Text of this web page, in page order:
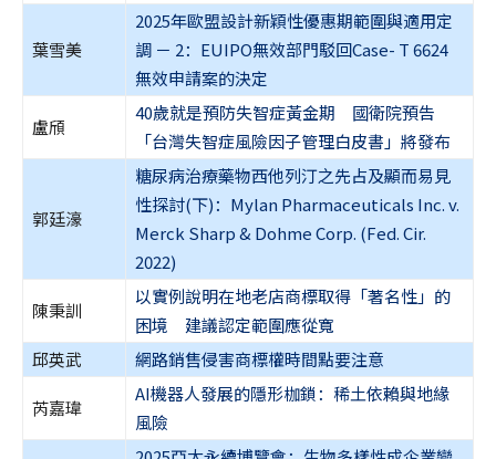
葉雪美
2025年歐盟設計新穎性優惠期範圍與適用定
調 － 2：EUIPO無效部門駁回Case- T 6624
無效申請案的決定
盧頎
40歲就是預防失智症黃金期 國衛院預告
「台灣失智症風險因子管理白皮書」將發布
郭廷濠
糖尿病治療藥物西他列汀之先占及顯而易見
性探討(下)：Mylan Pharmaceuticals Inc. v.
Merck Sharp & Dohme Corp. (Fed. Cir.
2022)
陳秉訓
以實例說明在地老店商標取得「著名性」的
困境 建議認定範圍應從寬
邱英武
網路銷售侵害商標權時間點要注意
芮嘉瑋
AI機器人發展的隱形枷鎖：稀土依賴與地緣
風險